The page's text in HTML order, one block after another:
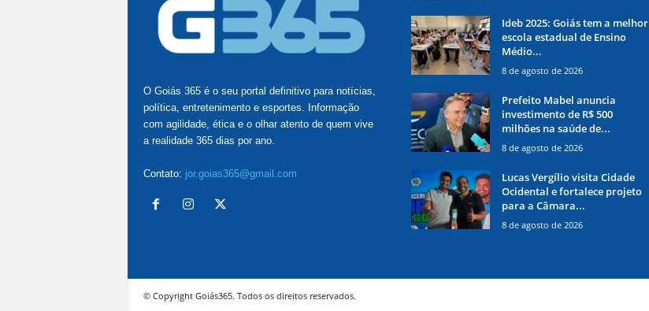
O Goiás 365 é o seu portal definitivo para notícias,
política, entretenimento e esportes. Informação
com agilidade, ética e o olhar atento de quem vive
a realidade 365 dias por ano.
Contato: jor.goias365@gmail.com
Ideb 2025: Goiás tem a melhor
escola estadual de Ensino
Médio...
8 de agosto de 2026
Prefeito Mabel anuncia
investimento de R$ 500
milhões na saúde de...
8 de agosto de 2026
Lucas Vergílio visita Cidade
Ocidental e fortalece projeto
para a Câmara...
8 de agosto de 2026
© Copyright Goiás365. Todos os direitos reservados.